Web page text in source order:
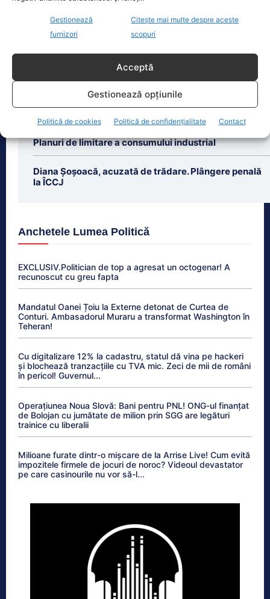
Gestionează
furnizori
Citește mai multe despre aceste
scopuri
Acceptă
Gestionează opțiunile
Politică de cookies Politică de confidențialitate Contact
cucerit un titlu mondial la box
profesionist, este din nou în centrul
[...]
Ultimele știri
Planuri de limitare a consumului industrial
Diana Șoșoacă, acuzată de trădare. Plângere penală
la ÎCCJ
Anchetele Lumea Politică
EXCLUSIV.Politician de top a agresat un octogenar! A
recunoscut cu greu fapta
Mandatul Oanei Țoiu la Externe detonat de Curtea de
Conturi. Ambasadorul Muraru a transformat Washington în
Teheran!
Cu digitalizare 12% la cadastru, statul dă vina pe hackeri
și blochează tranzacțiile cu TVA mic. Zeci de mii de români
în pericol! Guvernul...
Operațiunea Noua Slovă: Bani pentru PNL! ONG-ul finanțat
de Bolojan cu jumătate de milion prin SGG are legături
trainice cu liberalii
Milioane furate dintr-o mișcare de la Arrise Live! Cum evită
impozitele firmele de jocuri de noroc? Videoul devastator
pe care casinourile nu vor să-l...